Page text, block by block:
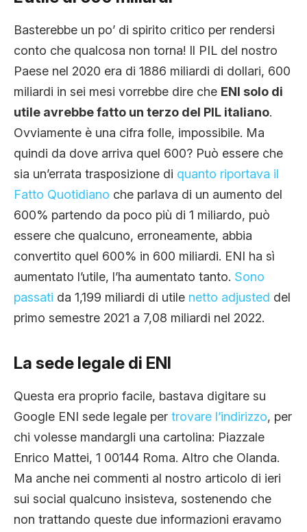
Basterebbe un po’ di spirito critico per rendersi
conto che qualcosa non torna! Il PIL del nostro
Paese nel 2020 era di 1886 miliardi di dollari, 600
miliardi in sei mesi vorrebbe dire che ENI solo di
utile avrebbe fatto un terzo del PIL italiano.
Ovviamente è una cifra folle, impossibile. Ma
quindi da dove arriva quel 600? Può essere che
sia un’errata trasposizione di quanto riportava il
Fatto Quotidiano che parlava di un aumento del
600% partendo da poco più di 1 miliardo, può
essere che qualcuno, erroneamente, abbia
convertito quel 600% in 600 miliardi. ENI ha sì
aumentato l’utile, l’ha aumentato tanto. Sono
passati da 1,199 miliardi di utile netto adjusted del
primo semestre 2021 a 7,08 miliardi nel 2022.
La sede legale di ENI
Questa era proprio facile, bastava digitare su
Google ENI sede legale per trovare l’indirizzo, per
chi volesse mandargli una cartolina: Piazzale
Enrico Mattei, 1 00144 Roma. Altro che Olanda.
Ma anche nei commenti al nostro articolo di ieri
sui social qualcuno insisteva, sostenendo che
non trattando queste due informazioni eravamo